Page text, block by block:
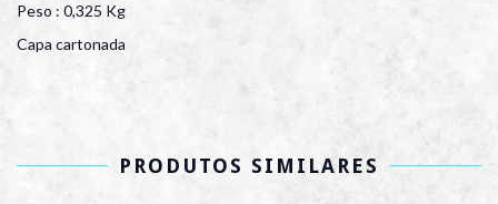
Peso : 0,325 Kg
Capa cartonada
PRODUTOS SIMILARES